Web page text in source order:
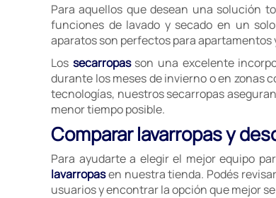
Para aquellos que desean una solución
funciones de lavado y secado en un
aparatos son perfectos para apartamentos
Los secarropasson una excelente
durante los meses de invierno o en zonas
tecnologías, nuestros secarropas
menor tiempo posible.
Comparar lavarropas y
Para ayudarte a elegir el mejor equipo
lavarropasen nuestra tienda. Podés
usuarios y encontrar la opción que mejor